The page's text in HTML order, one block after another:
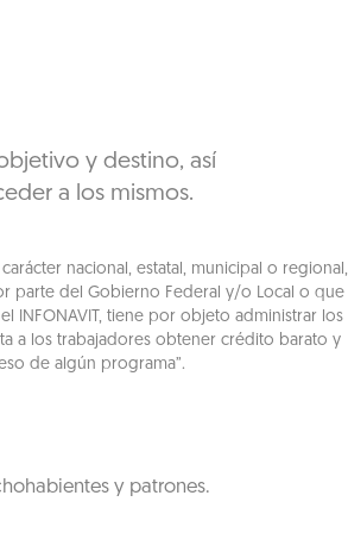
y destino, así
a los mismos.
nacional, estatal, municipal o regional,
parte del Gobierno Federal y/o Local o que
INFONAVIT, tiene por objeto administrar los
a los trabajadores obtener crédito barato y
de algún programa”.
y patrones.